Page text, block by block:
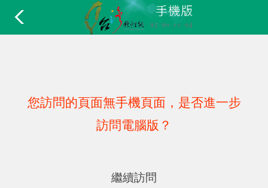
您訪問的頁面無手機頁面，是否進一步
訪問電腦版？
繼續訪問